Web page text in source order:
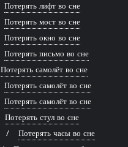
Потерять лифт во сне
Потерять мост во сне
Потерять окно во сне
Потерять письмо во сне
Потерять самолёт во сне
Потерять самолёт во сне
Потерять самолёт во сне
Потерять стул во сне
Потерять часы во сне